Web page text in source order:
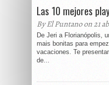
Las 10 mejores
By El Puntano on 21
De Jeri a Florianópolis,
mais bonitas para
vacaciones. Te
de...